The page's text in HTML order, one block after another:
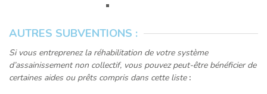
AUTRES SUBVENTIONS :
Si vous entreprenez la réhabilitation de votre système
d’assainissement non collectif, vous pouvez peut-être bénéficier de
certaines aides ou prêts compris dans cette liste :